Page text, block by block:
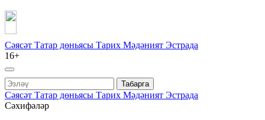
Сәясәт Татар дөньясы Тарих Мәдәният Эстрада
16+
Табарга
Сәясәт Татар дөньясы Тарих Мәдәният Эстрада
Сәхифәләр